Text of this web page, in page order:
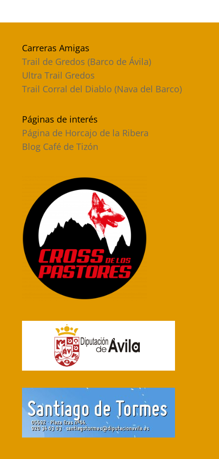
Carreras Amigas
Trail de Gredos (Barco de Ávila)
Ultra Trail Gredos
Trail Corral del Diablo (Nava del Barco)
Páginas de interés
Página de Horcajo de la Ribera
Blog Café de Tizón